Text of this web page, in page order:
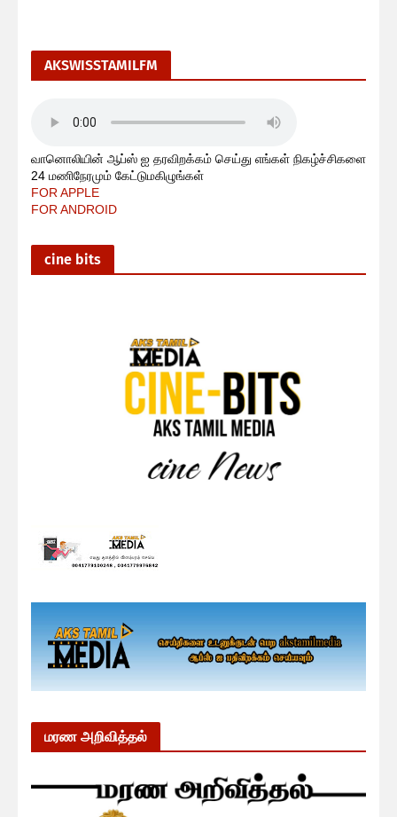
AKSWISSTAMILFM
வானொலியின் ஆப்ஸ் ஐ தரவிறக்கம் செய்து எங்கள் நிகழ்ச்சிகளை
24 மணிநேரமும் கேட்டுமகிழுங்கள்
FOR APPLE
FOR ANDROID
cine bits
மரண அறிவித்தல்